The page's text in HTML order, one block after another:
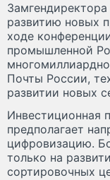
развитию новых
ходе
промышленной
Почты России,
развитии новых
Инвестиционная
предполагает
цифровизацию.
только на
сортировочных